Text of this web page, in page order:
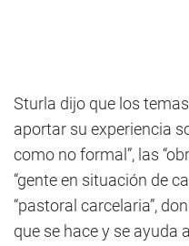
Sturla dijo que los
aportar su experiencia
como no formal”, las
“gente en situación de
“pastoral carcelaria”,
que se hace y se ayuda